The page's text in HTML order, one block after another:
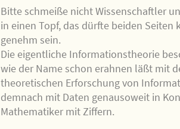
Bitte schmeiße nicht Wissenschaftler
in einen Topf, das dürfte beiden Seiten
genehm sein.
Die eigentliche Informationstheorie
wie der Name schon erahnen läßt mit
theoretischen Erforschung von
demnach mit Daten genausoweit in
Mathematiker mit Ziffern.